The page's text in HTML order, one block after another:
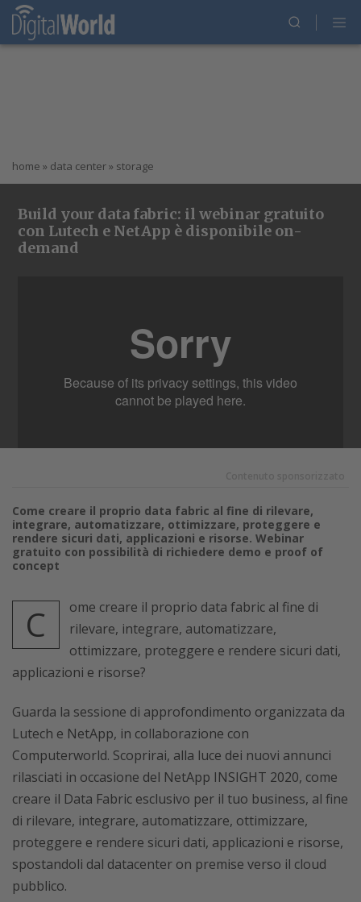
home » data center» storage
Build your data fabric: il webinar gratuito
con Lutech e NetApp è disponibile on-
demand
Come creare il proprio data fabric al fine di rilevare,
integrare, automatizzare, ottimizzare, proteggere e
rendere sicuri dati, applicazioni e risorse. Webinar
gratuito con possibilità di richiedere demo e proof of
concept
C
ome creare il proprio data fabric al fine di
rilevare, integrare, automatizzare,
ottimizzare, proteggere e rendere sicuri dati,
applicazioni e risorse?
Guarda la sessione di approfondimento organizzata da
Lutech e NetApp, in collaborazione con
Computerworld. Scoprirai, alla luce dei nuovi annunci
rilasciati in occasione del NetApp INSIGHT 2020, come
creare il Data Fabric esclusivo per il tuo business, al fine
di rilevare, integrare, automatizzare, ottimizzare,
proteggere e rendere sicuri dati, applicazioni e risorse,
spostandoli dal datacenter on premise verso il cloud
pubblico.